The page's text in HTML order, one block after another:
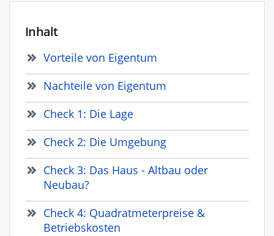
Inhalt
Vorteile von Eigentum
Nachteile von Eigentum
Check 1: Die Lage
Check 2: Die Umgebung
Check 3: Das Haus - Altbau oder
Neubau?
Check 4: Quadratmeterpreise &
Betriebskosten